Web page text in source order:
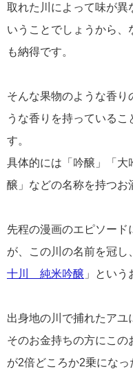
取れた川によって味が異
いうことでしょうから
も納得です。
そんな果物のような香り
うな香りを持っているこ
す。
具体的には「吟醸」「大
醸」などの名称を持つお
先程の漫画のエピソード
が、この川の名前を冠し
十川 純米吟醸 」という
出身地の川で捕れたアユ
そのお金持ちの方にこの
が2倍どころか2乗にな